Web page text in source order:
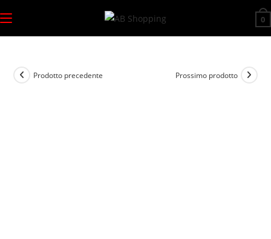
al
contenuto
0
Prodotto precedente Prossimo prodotto